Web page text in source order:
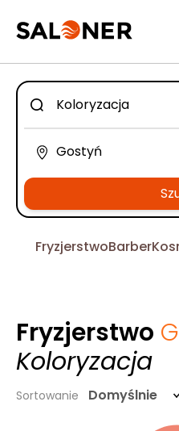
FryzjerstwoBarber
Fryzjerstwo
Koloryzacja
Sortowanie Domyślnie